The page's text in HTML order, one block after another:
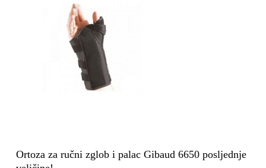
Ortoza za ručni zglob i palac Gibaud 6650 posljednje